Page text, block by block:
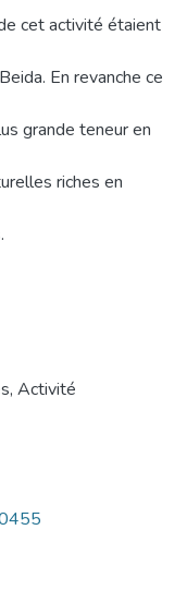
cet activité étaient
En revanche ce
grande teneur en
riches en
, Activité